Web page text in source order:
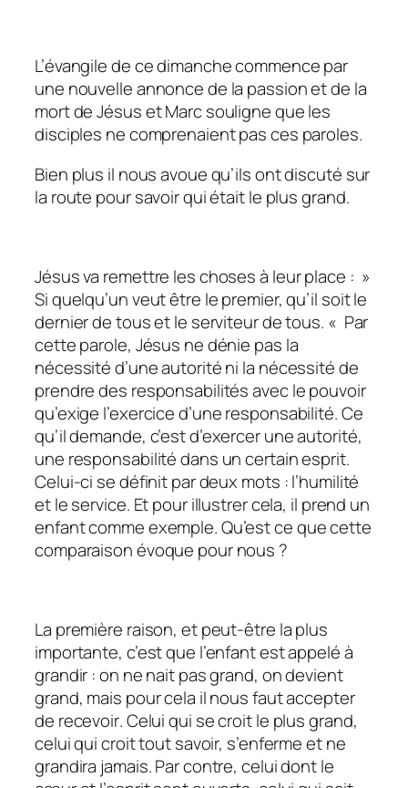
L’évangile de ce dimanche commence par
une nouvelle annonce de la passion et de la
mort de Jésus et Marc souligne que les
disciples ne comprenaient pas ces paroles.
Bien plus il nous avoue qu’ils ont discuté sur
la route pour savoir qui était le plus grand.
Jésus va remettre les choses à leur place : »
Si quelqu’un veut être le premier, qu’il soit le
dernier de tous et le serviteur de tous. « Par
cette parole, Jésus ne dénie pas la
nécessité d’une autorité ni la nécessité de
prendre des responsabilités avec le pouvoir
qu’exige l’exercice d’une responsabilité. Ce
qu’il demande, c’est d’exercer une autorité,
une responsabilité dans un certain esprit.
Celui-ci se définit par deux mots : l’humilité
et le service. Et pour illustrer cela, il prend un
enfant comme exemple. Qu’est ce que cette
comparaison évoque pour nous ?
La première raison, et peut-être la plus
importante, c’est que l’enfant est appelé à
grandir : on ne nait pas grand, on devient
grand, mais pour cela il nous faut accepter
de recevoir. Celui qui se croit le plus grand,
celui qui croit tout savoir, s’enferme et ne
grandira jamais. Par contre, celui dont le